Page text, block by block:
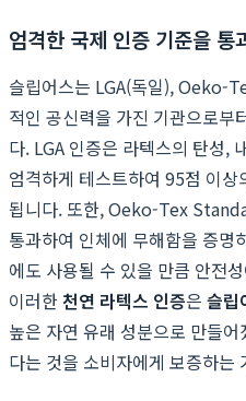
엄격한 국제 인증 기준을 통
슬립어스는 LGA(독일), Oeko-
적인 공신력을 가진 기관으로부
다. LGA 인증은 라텍스의 탄성,
엄격하게 테스트하여 95점 이
됩니다. 또한, Oeko-Tex
통과하여 인체에 무해함을 증명
에도 사용될 수 있을 만큼 안전
이러한천연 라텍스 인증은 슬립
높은 자연 유래 성분으로 만들
다는 것을 소비자에게 보증하는